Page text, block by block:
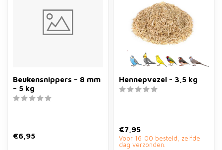
Beukensnippers – 8 mm
– 5 kg
€6,95
Hennepvezel - 3,5 kg
€7,95
Voor 16:00 besteld, zelfde
dag verzonden.